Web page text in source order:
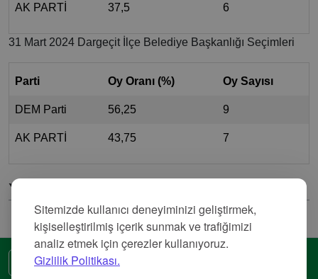
Sitemizde kullanıcı deneyiminizi geliştirmek,
kişiselleştirilmiş içerik sunmak ve trafiğimizi
analiz etmek için çerezler kullanıyoruz.
Gizlilik Politikası.
AK PARTİ 37,5 6
31 Mart 2024 Dargeçit İlçe Belediye Başkanlığı Seçimleri
Parti Oy Oranı (%) Oy Sayısı
DEM Parti 56,25 9
AK PARTİ 43,75 7
Yorumlar
🌍 Başka bir dil